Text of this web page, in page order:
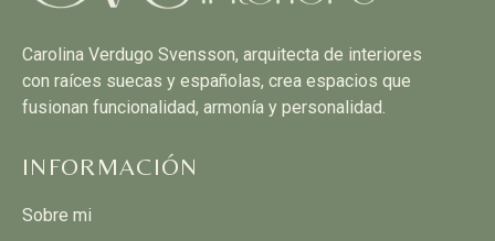
Carolina Verdugo Svensson, arquitecta de interiores
con raíces suecas y españolas, crea espacios que
fusionan funcionalidad, armonía y personalidad.
INFORMACIÓN
Sobre mi